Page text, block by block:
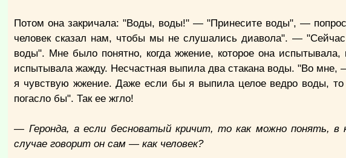
Потом она закричала: "Воды, воды!" — "Принесите воды", —
человек сказал нам, чтобы мы не слушались диавола". —
воды". Мне было понятно, когда жжение, которое она
испытывала жажду. Несчастная выпила два стакана воды. "Во мне,
я чувствую жжение. Даже если бы я выпила целое ведро воды, то
погасло бы". Так ее жгло!
— Геронда, а если бесноватый кричит, то как можно понять, в
случае говорит он сам — как человек?